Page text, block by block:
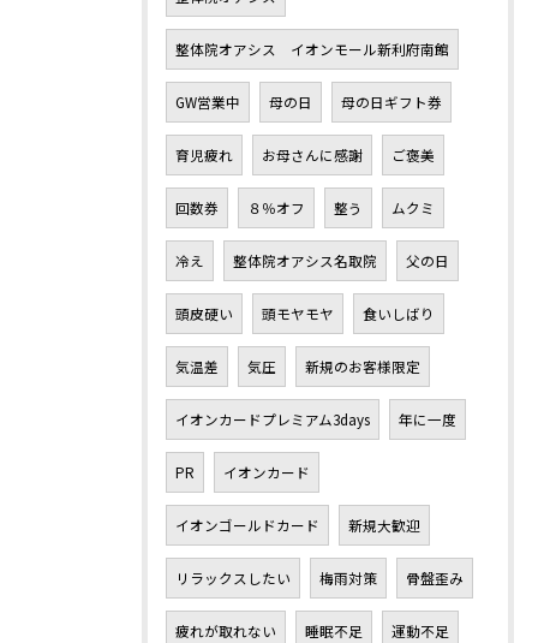
整体院オアシス イオンモール新利府南館
GW営業中 母の日 母の日ギフト券
育児疲れ お母さんに感謝 ご褒美
回数券 ８％オフ 整う ムクミ
冷え 整体院オアシス名取院 父の日
頭皮硬い 頭モヤモヤ 食いしばり
気温差 気圧 新規のお客様限定
イオンカードプレミアム3days 年に一度
PR イオンカード
イオンゴールドカード 新規大歓迎
リラックスしたい 梅雨対策 骨盤歪み
疲れが取れない 睡眠不足 運動不足